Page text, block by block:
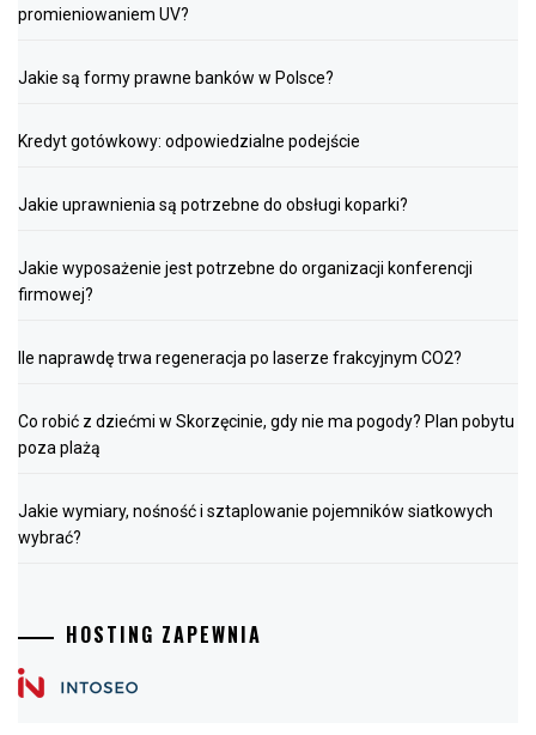
promieniowaniem UV?
Jakie są formy prawne banków w Polsce?
Kredyt gotówkowy: odpowiedzialne podejście
Jakie uprawnienia są potrzebne do obsługi koparki?
Jakie wyposażenie jest potrzebne do organizacji konferencji
firmowej?
Ile naprawdę trwa regeneracja po laserze frakcyjnym CO2?
Co robić z dziećmi w Skorzęcinie, gdy nie ma pogody? Plan pobytu
poza plażą
Jakie wymiary, nośność i sztaplowanie pojemników siatkowych
wybrać?
HOSTING ZAPEWNIA